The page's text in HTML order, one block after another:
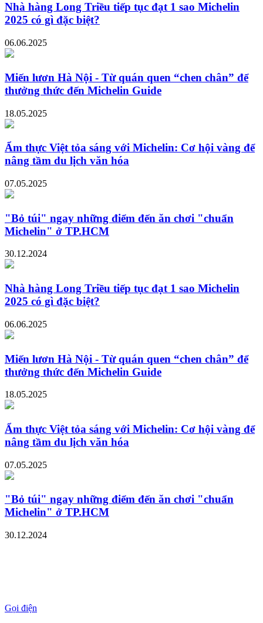
Nhà hàng Long Triều tiếp tục đạt 1 sao Michelin
2025 có gì đặc biệt?
06.06.2025
Miến lươn Hà Nội - Từ quán quen “chen chân” để
thưởng thức đến Michelin Guide
18.05.2025
Ẩm thực Việt tỏa sáng với Michelin: Cơ hội vàng để
nâng tầm du lịch văn hóa
07.05.2025
"Bỏ túi" ngay những điểm đến ăn chơi "chuẩn
Michelin" ở TP.HCM
30.12.2024
Nhà hàng Long Triều tiếp tục đạt 1 sao Michelin
2025 có gì đặc biệt?
06.06.2025
Miến lươn Hà Nội - Từ quán quen “chen chân” để
thưởng thức đến Michelin Guide
18.05.2025
Ẩm thực Việt tỏa sáng với Michelin: Cơ hội vàng để
nâng tầm du lịch văn hóa
07.05.2025
"Bỏ túi" ngay những điểm đến ăn chơi "chuẩn
Michelin" ở TP.HCM
30.12.2024
Gọi điện